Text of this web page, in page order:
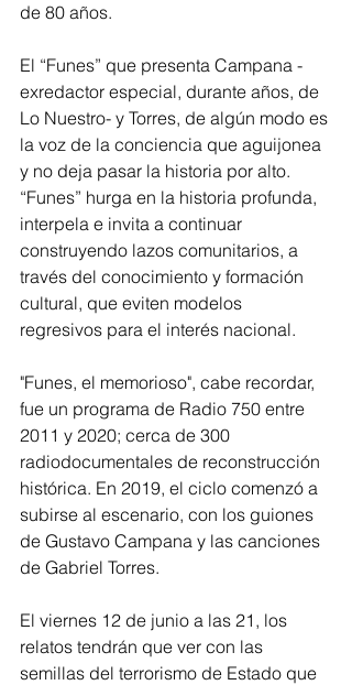
de 80 años.
El “Funes” que presenta Campana -
exredactor especial, durante años, de
Lo Nuestro- y Torres, de algún modo es
la voz de la conciencia que aguijonea
y no deja pasar la historia por alto.
“Funes” hurga en la historia profunda,
interpela e invita a continuar
construyendo lazos comunitarios, a
través del conocimiento y formación
cultural, que eviten modelos
regresivos para el interés nacional.
"Funes, el memorioso", cabe recordar,
fue un programa de Radio 750 entre
2011 y 2020; cerca de 300
radiodocumentales de reconstrucción
histórica. En 2019, el ciclo comenzó a
subirse al escenario, con los guiones
de Gustavo Campana y las canciones
de Gabriel Torres.
El viernes 12 de junio a las 21, los
relatos tendrán que ver con las
semillas del terrorismo de Estado que